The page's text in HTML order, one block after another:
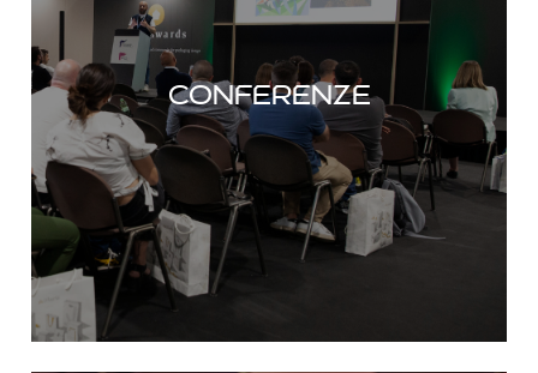
Conferenze
Gli appuntamenti con gli esperti del settore
per scoprire tutte le novità nel mondo del
packaging di lusso e beauty.
SCOPRI DI PIÙ